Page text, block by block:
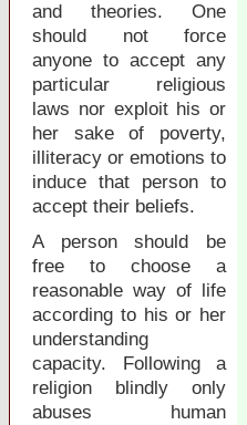
and theories. One
should not force
anyone to accept any
particular religious
laws nor exploit his or
her sake of poverty,
illiteracy or emotions to
induce that person to
accept their beliefs.
A person should be
free to choose a
reasonable way of life
according to his or her
understanding
capacity. Following a
religion blindly only
abuses human